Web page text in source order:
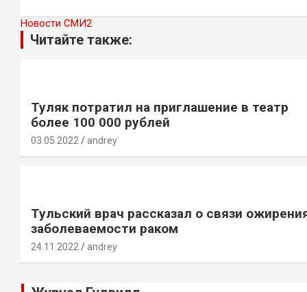
Новости СМИ2
Читайте также:
Туляк потратил на приглашение в театр
более 100 000 рублей
03.05.2022 andrey
Тульский врач рассказал о связи
заболеваемости раком
24.11.2022 andrey